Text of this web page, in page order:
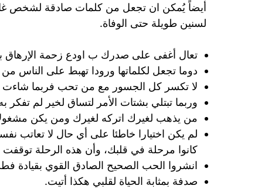
أيضاً يُمكن ان تجعل من كلمات صادقة لشخص
لسنين طويلة حتى الوفاة.
تعال أغفى على صدرك ب اودع زحمة
دوما تجعل لكلماتها ورودا تهبط على الناس
لا تكسر كل الجسور مع من تحب فربما شاءت
وربما تبتلي بشتات الأمر لتساق لخير لم تفكر
من يذهب لغيرك اتركه لغيرك ومن يكن
لم يكن اختيارا خاطئا على أي حال لا تعاتب
كانوا مرحلة في قلبك، وأن هذه الرحلة توقفت
انشروا الحب الصحيح الصادق القوي بقيادة
صدفة بمثابة الحياة لقلبي هكذا أتيت.